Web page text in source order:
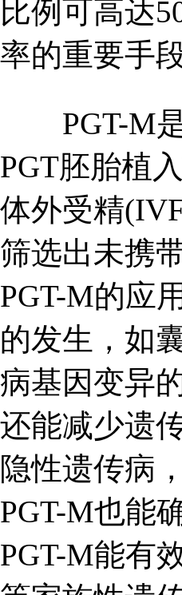
比例可高达
率的重要手
PGT-M是
PGT胚胎植
体外受精
筛选出未携
PGT-M的应
的发生，如
病基因变异
还能减少遗
隐性遗传病
PGT-M也能
PGT-M能有